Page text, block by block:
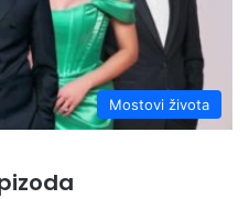
Mostovi života